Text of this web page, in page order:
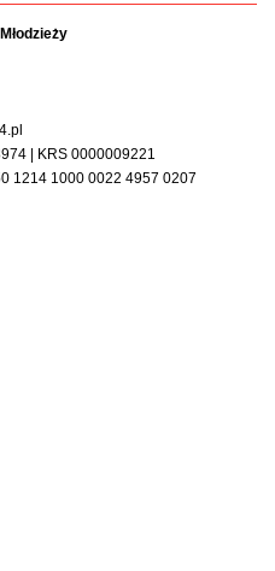
| KRS 0000009221
1214 1000 0022 4957 0207